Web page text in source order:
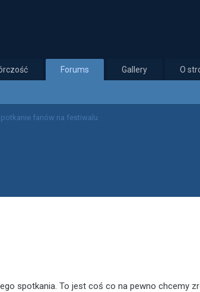
Forums Gallery O
fanów na festiwalu
spotkania. To jest coś co na pewno chcemy